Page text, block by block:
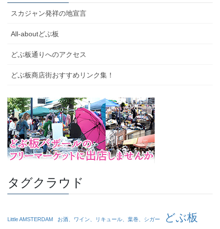
スカジャン発祥の地宣言
All-aboutどぶ板
どぶ板通りへのアクセス
どぶ板商店街おすすめリンク集！
タグクラウド
Little AMSTERDAM お酒、ワイン、リキュール、葉巻、シガー
どぶ板